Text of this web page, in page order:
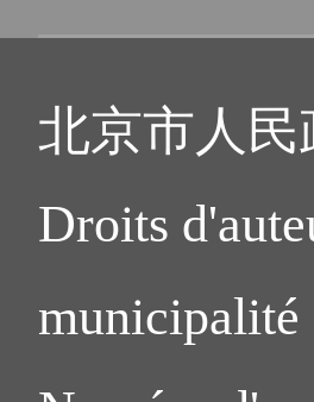
北京市人民
Droits
municipalité